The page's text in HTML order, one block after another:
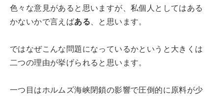
色々な意見があると思いますが、私個人としてはある
かないかで言えばある 、と思います。
ではなぜこんな問題になっているかというと大きくは
二つの理由が挙げられると思います。
一つ目はホルムズ海峡閉鎖の影響で圧倒的に原料が少